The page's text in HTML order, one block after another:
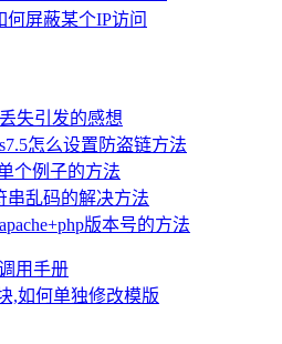
屏蔽某个IP访问
失引发的感想
怎么设置防盗链方法
个例子的方法
串乱码的解决方法
版本号的方法
用手册
,如何单独修改模版